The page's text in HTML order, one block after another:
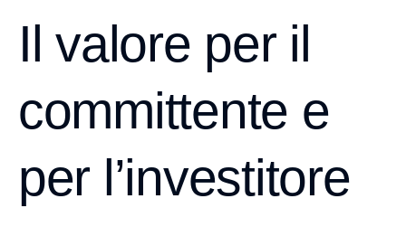
Il valore per il
committente e
per l’investitore